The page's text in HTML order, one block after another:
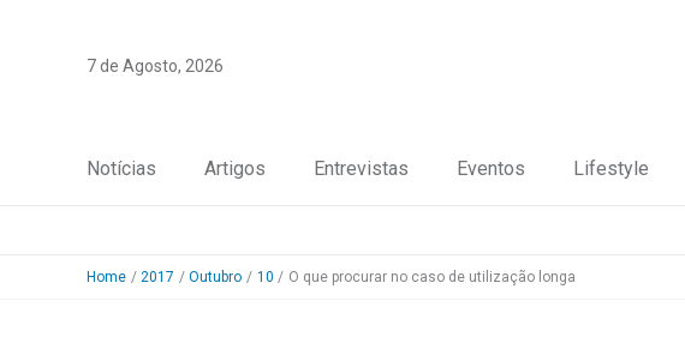
7 de Agosto, 2026
Notícias Artigos Entrevistas Eventos Lifestyle
Home 2017 Outubro 10 O que procurar no caso de utilização longa